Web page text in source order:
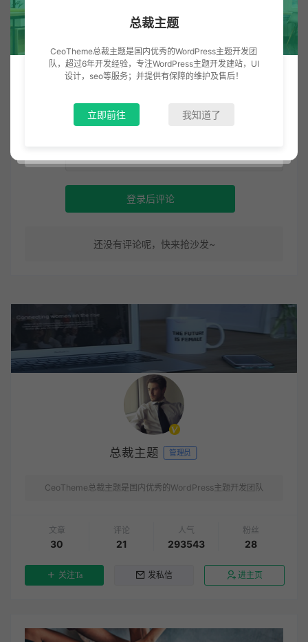
登录后评论
还没有评论呢，快来抢沙发~
总裁主题 管理员
CeoTheme总裁主题是国内优秀的WordPress主题开发团队
文章
30
评论
21
人气
293543
粉丝
28
关注Ta 发私信 进主页
总裁主题
CeoTheme总裁主题是国内优秀的WordPress主题开发团
队，超过6年开发经验，专注WordPress主题开发建站，UI
设计，seo等服务；并提供有保障的维护及售后！
立即前往 我知道了